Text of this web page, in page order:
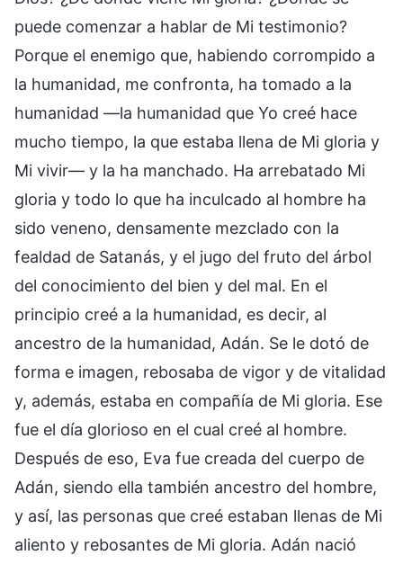
puede comenzar a hablar de Mi testimonio?
Porque el enemigo que, habiendo corrompido a
la humanidad, me confronta, ha tomado a la
humanidad —la humanidad que Yo creé hace
mucho tiempo, la que estaba llena de Mi gloria y
Mi vivir— y la ha manchado. Ha arrebatado Mi
gloria y todo lo que ha inculcado al hombre ha
sido veneno, densamente mezclado con la
fealdad de Satanás, y el jugo del fruto del árbol
del conocimiento del bien y del mal. En el
principio creé a la humanidad, es decir, al
ancestro de la humanidad, Adán. Se le dotó de
forma e imagen, rebosaba de vigor y de vitalidad
y, además, estaba en compañía de Mi gloria. Ese
fue el día glorioso en el cual creé al hombre.
Después de eso, Eva fue creada del cuerpo de
Adán, siendo ella también ancestro del hombre,
y así, las personas que creé estaban llenas de Mi
aliento y rebosantes de Mi gloria. Adán nació